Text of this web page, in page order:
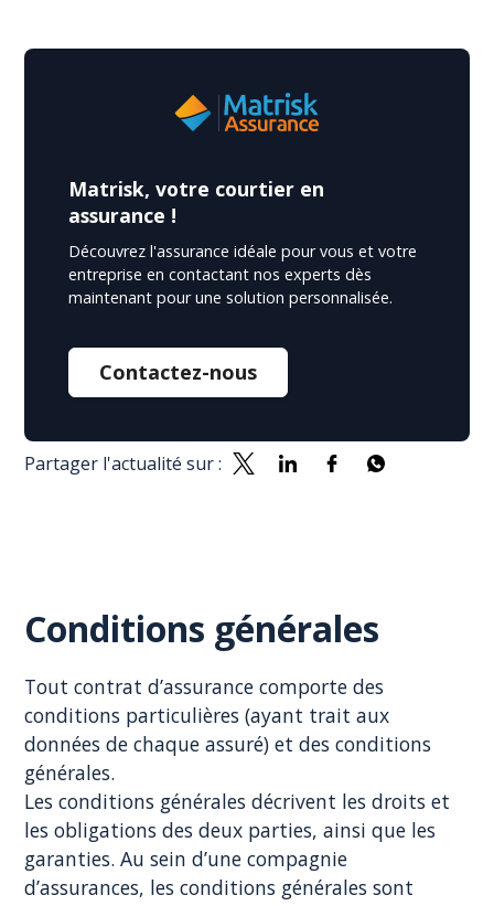
Conditions générales
Tout contrat d’assurance comporte des
conditions particulières (ayant trait aux
données de chaque assuré) et des conditions
générales.
Les conditions générales décrivent les droits et
les obligations des deux parties, ainsi que les
garanties. Au sein d’une compagnie
d’assurances, les conditions générales sont
Matrisk, votre courtier en
assurance !
Découvrez l'assurance idéale pour vous et votre
entreprise en contactant nos experts dès
maintenant pour une solution personnalisée.
Contactez-nous
Partager l'actualité sur :